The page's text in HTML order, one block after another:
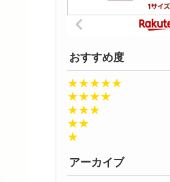
おすすめ度
★★★★★
★★★★
★★★
★★
★
アーカイブ